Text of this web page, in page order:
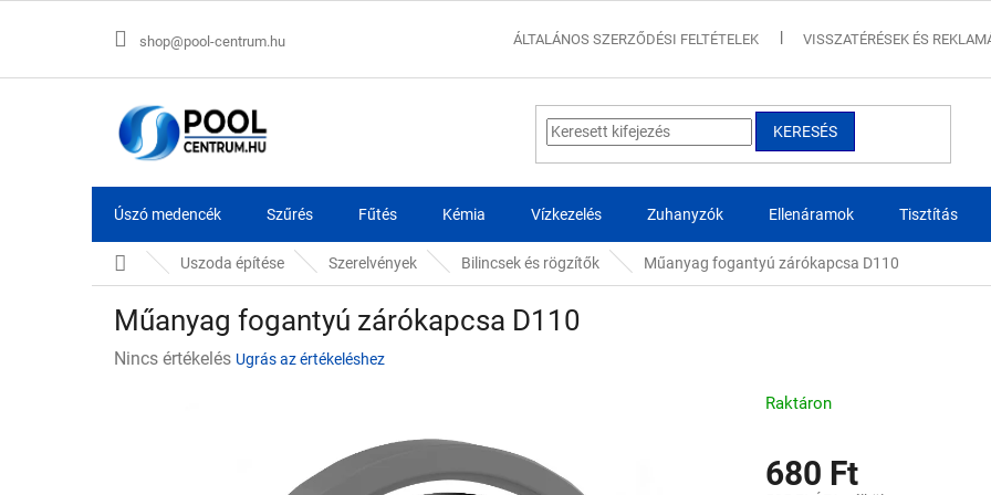
shop@pool-centrum.hu ÁLTALÁNOS SZERZŐDÉSI FELTÉTELEK VISSZATÉRÉSEK ÉS
KERESÉS
Úszó medencék Szűrés Fűtés Kémia Vízkezelés Zuhanyzók Ellenáramok Tisztítás
KezdőlapUszoda építése Szerelvények Bilincsek és rögzítők Műanyag fogantyú zárókapcsa D110
Műanyag fogantyú zárókapcsa D110
ANincs értékelés Ugrás az értékeléshez
680 Ft
Raktáron